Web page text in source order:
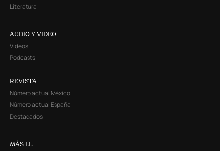
Literatura
AUDIO Y VIDEO
Videos
Podcasts
REVISTA
Número actual México
Número actual España
Destacados
MÁS LL